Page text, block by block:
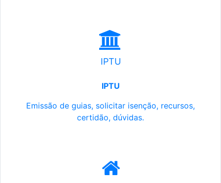
IPTU
IPTU
Emissão de guias, solicitar isenção, recursos,
certidão, dúvidas.